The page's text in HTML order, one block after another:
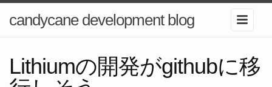
candycane development blog
Lithiumの開発がgithubに移